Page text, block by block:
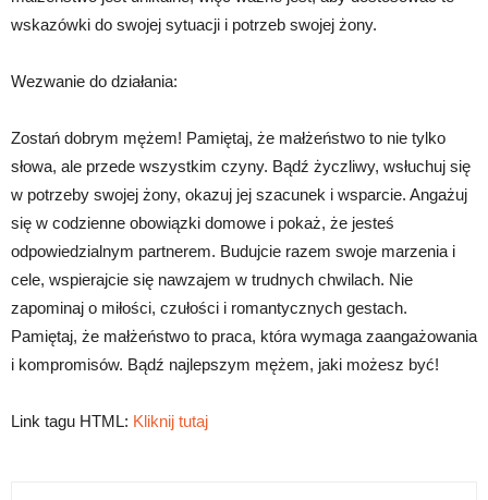
wskazówki do swojej sytuacji i potrzeb swojej żony.
Wezwanie do działania:
Zostań dobrym mężem! Pamiętaj, że małżeństwo to nie tylko
słowa, ale przede wszystkim czyny. Bądź życzliwy, wsłuchuj się
w potrzeby swojej żony, okazuj jej szacunek i wsparcie. Angażuj
się w codzienne obowiązki domowe i pokaż, że jesteś
odpowiedzialnym partnerem. Budujcie razem swoje marzenia i
cele, wspierajcie się nawzajem w trudnych chwilach. Nie
zapominaj o miłości, czułości i romantycznych gestach.
Pamiętaj, że małżeństwo to praca, która wymaga zaangażowania
i kompromisów. Bądź najlepszym mężem, jaki możesz być!
Link tagu HTML: Kliknij tutaj